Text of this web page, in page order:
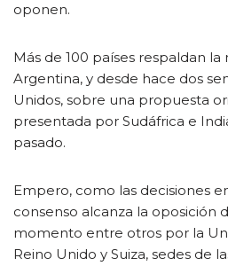
oponen.
Más de 100 países respaldan
Argentina, y desde hace dos
Unidos, sobre una propuesta
presentada por Sudáfrica e
pasado.
Empero, como las decisiones
consenso alcanza la oposición
momento entre otros por la
Reino Unido y Suiza, sedes de